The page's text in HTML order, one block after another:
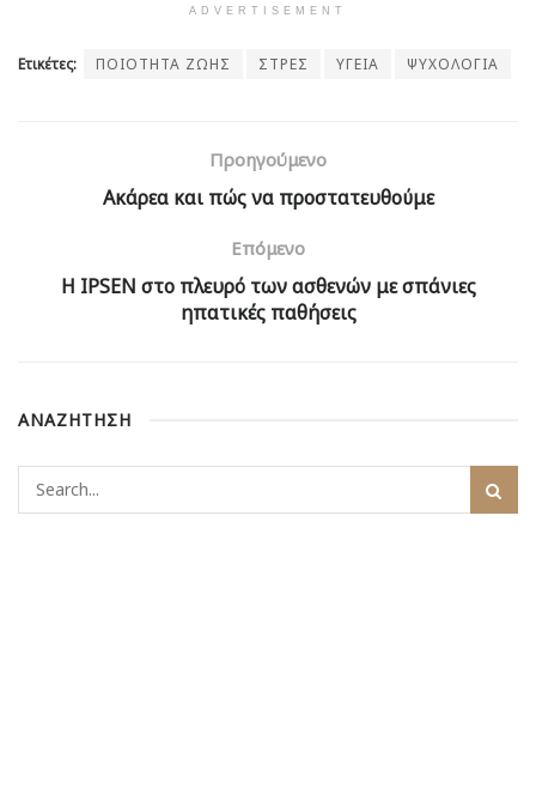
ADVERTISEMENT
Ετικέτες: ΠΟΙΟΤΗΤΑ ΖΩΗΣ ΣΤΡΕΣ ΥΓΕΙΑ ΨΥΧΟΛΟΓΙΑ
Προηγούμενο
Ακάρεα και πώς να προστατευθούμε
Επόμενο
Η IPSEN στο πλευρό των ασθενών με σπάνιες
ηπατικές παθήσεις
ΑΝΑΖΗΤΗΣΗ